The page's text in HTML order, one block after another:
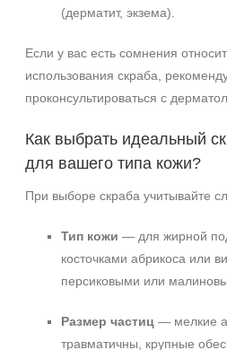
(дерматит, экзема).
Если у вас есть сомнения
использования скраба,
проконсультироваться с
Как выбрать идеальный
для вашего типа кожи?
При выборе скраба учитывайте
Тип кожи — для жирной
косточками абрикоса или
персиковыми или
Размер частиц — мелкие
травматичны, крупные